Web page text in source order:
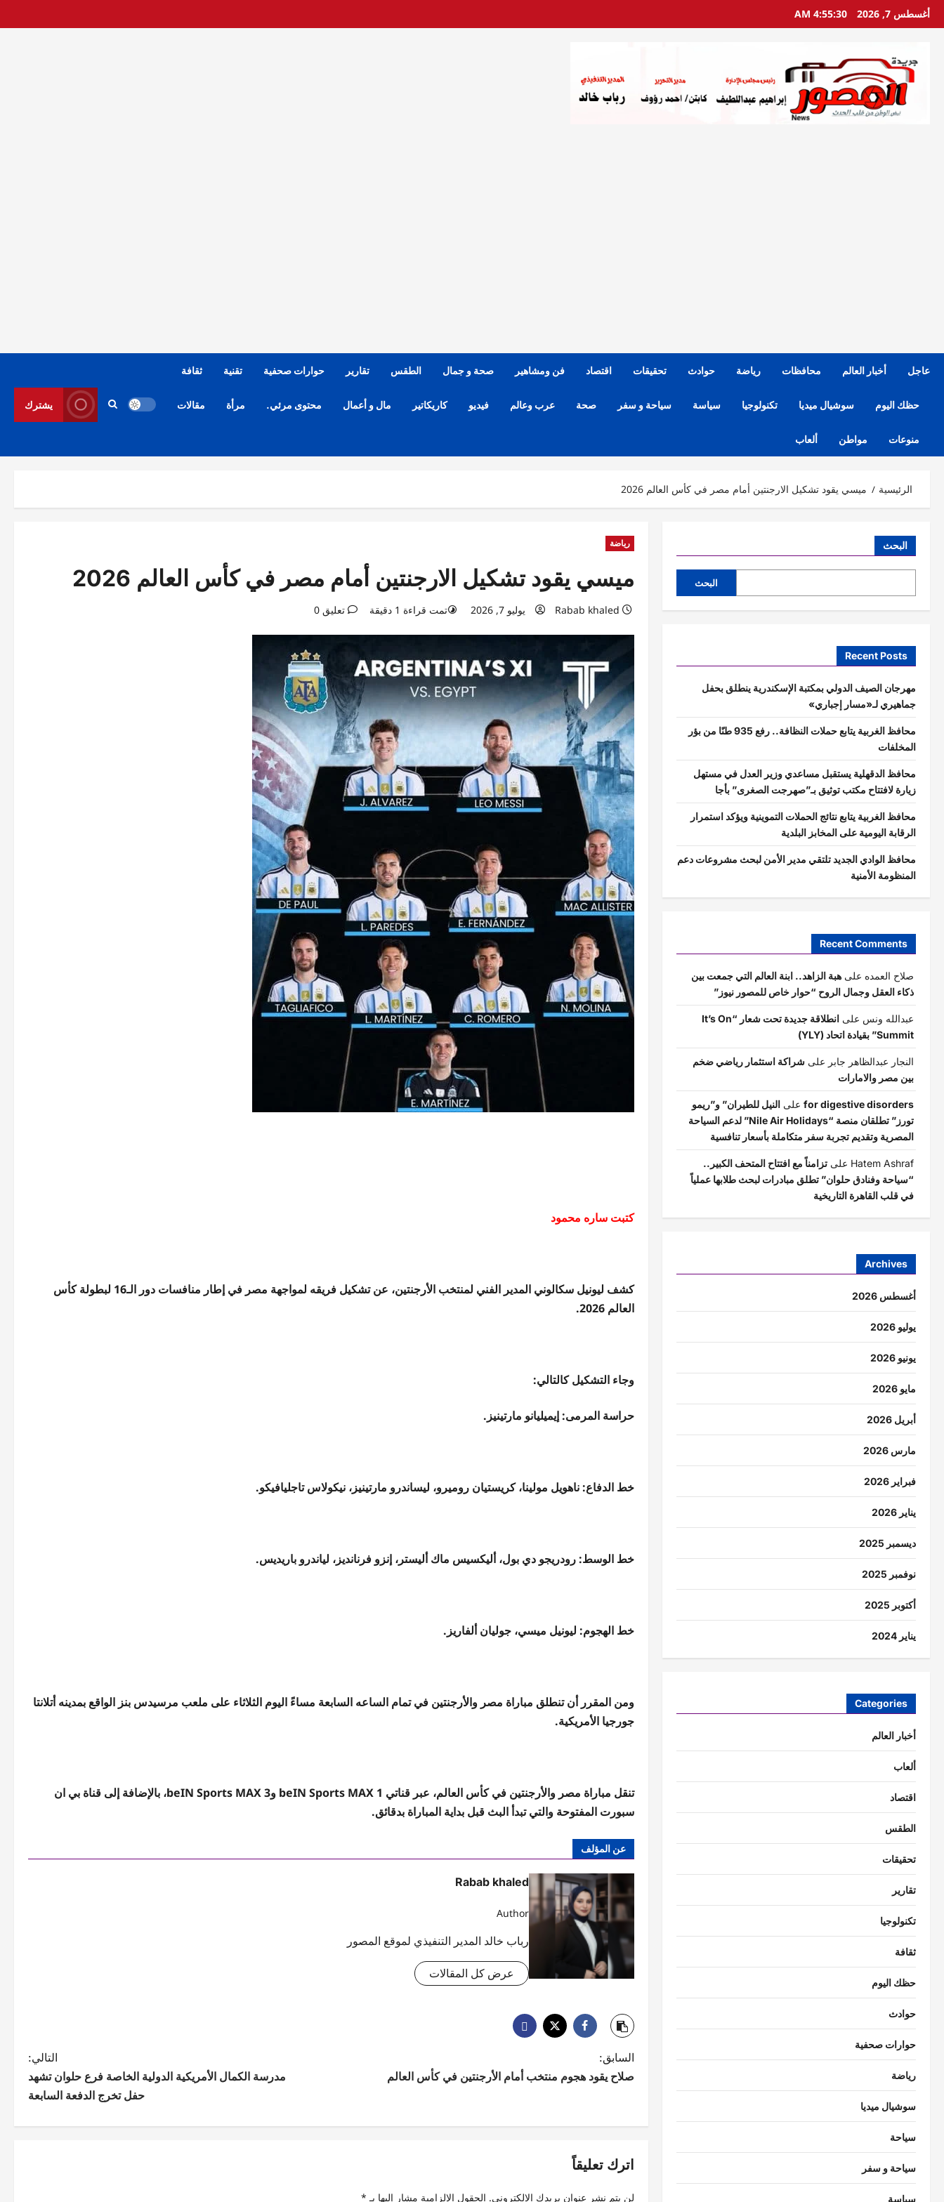
تخطيأغسطس 7, 2026 4:55:31 AM
عاجل أخبار العالم محافظات رياضة حوادث تحقيقات اقتصاد فن ومشاهير صحة و جمال الطقس تقارير حوارات صحفية تقنية ثقافة
حظك اليوم سوشيال ميديا تكنولوجيا سياسة سياحة و سفر صحة عرب وعالم فيديو كاريكاتير مال و أعمال محتوى مرئي. مرأة مقالات
منوعات مواطن ألعاب
يشترك
الرئيسية ميسي يقود تشكيل الارجنتين أمام مصر في كأس العالم 2026
رياضة
ميسي يقود تشكيل الارجنتين أمام مصر في كأس العالم 2026
Rabab khaled يوليو 7, 2026 تمت قراءة 1 دقيقة تعليق 0
كتبت ساره محمود
كشف ليونيل سكالوني المدير الفني لمنتخب الأرجنتين، عن تشكيل فريقه لمواجهة مصر في إطار منافسات دور الـ16 لبطولة كأس
العالم 2026.
وجاء التشكيل كالتالي:
حراسة المرمى: إيميليانو مارتينيز.
خط الدفاع: ناهويل مولينا، كريستيان روميرو، ليساندرو مارتينيز، نيكولاس تاجليافيكو.
خط الوسط: رودريجو دي بول، أليكسيس ماك أليستر، إنزو فرنانديز، لياندرو باريديس.
خط الهجوم: ليونيل ميسي، جوليان ألفاريز.
ومن المقرر أن تنطلق مباراة مصر والأرجنتين في تمام الساعه السابعة مساءً اليوم الثلاثاء على ملعب مرسيدس بنز الواقع بمدينه أتلانتا
جورجيا الأمريكية.
تنقل مباراة مصر والأرجنتين في كأس العالم، عبر قناتي beIN Sports MAX 1 وbeIN Sports MAX 3، بالإضافة إلى قناة بي ان
سبورت المفتوحة والتي تبدأ البث قبل بداية المباراة بدقائق.
عن المؤلف
Rabab khaled
Author
رباب خالد المدير التنفيذي لموقع المصور
عرض كل المقالات
ت
ص
ا
السابق:
صلاح يقود هجوم منتخب أمام الأرجنتين في كأس العالم
التالي:
مدرسة الكمال الأمريكية الدولية الخاصة فرع حلوان تشهد
حفل تخرج الدفعة السابعة
اترك تعليقاً
لن يتم نشر عنوان بريدك الإلكتروني. الحقول الإلزامية مشار إليها بـ *
البحث
البحث
Recent Posts
مهرجان الصيف الدولي بمكتبة الإسكندرية ينطلق بحفل
جماهيري لـ«مسار إجباري»
محافظ الغربية يتابع حملات النظافة.. رفع 935 طنًا من بؤر
المخلفات
محافظ الدقهلية يستقبل مساعدي وزير العدل في مستهل
زيارة لافتتاح مكتب توثيق بـ”صهرجت الصغرى” بأجا
محافظ الغربية يتابع نتائج الحملات التموينية ويؤكد استمرار
الرقابة اليومية على المخابز البلدية
محافظ الوادي الجديد تلتقي مدير الأمن لبحث مشروعات دعم
المنظومة الأمنية
Recent Comments
صلاح العمده علىهبة الزاهد.. ابنة العالم التي جمعت بين
ذكاء العقل وجمال الروح “حوار خاص للمصور نيوز”
عبدالله ونس على
انطلاقة جديدة تحت شعار “It’s On
Summit” بقيادة اتحاد (YLY)
النجار عبدالظاهر جابر علىشراكة استثمار رياضي ضخم
بين مصر والامارات
for digestive disorders علىالنيل للطيران” و”ريمو
تورز” تطلقان منصة “Nile Air Holidays” لدعم السياحة
المصرية وتقديم تجربة سفر متكاملة بأسعار تنافسية
Hatem Ashraf علىتزامناً مع افتتاح المتحف الكبير..
“سياحة وفنادق حلوان” تطلق مبادرات لبحث طلابها عملياً
في قلب القاهرة التاريخية
Archives
أغسطس 2026
يوليو 2026
يونيو 2026
مايو 2026
أبريل 2026
مارس 2026
فبراير 2026
يناير 2026
ديسمبر 2025
نوفمبر 2025
أكتوبر 2025
يناير 2024
Categories
أخبار العالم
ألعاب
اقتصاد
الطقس
تحقيقات
تقارير
تكنولوجيا
ثقافة
حظك اليوم
حوادث
حوارات صحفية
رياضة
سوشيال ميديا
سياحة
سياحة و سفر
سياسة